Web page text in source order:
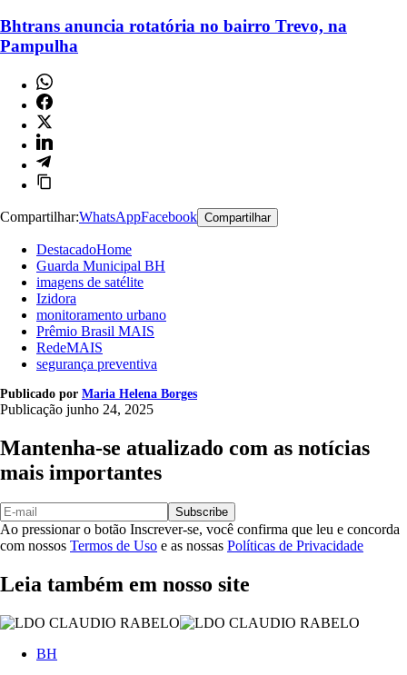
Bhtrans anuncia rotatória no bairro Trevo, na
Pampulha
Compartilhar:WhatsAppFacebook Compartilhar
DestacadoHome
Guarda Municipal BH
imagens de satélite
Izidora
monitoramento urbano
Prêmio Brasil MAIS
RedeMAIS
segurança preventiva
Publicado por Maria Helena Borges
Publicação junho 24, 2025
Mantenha-se atualizado com as notícias
mais importantes
Subscribe
Ao pressionar o botão Inscrever-se, você confirma que leu e concorda
com nossos Termos de Uso e as nossas Políticas de Privacidade
Leia também em nosso site
BH